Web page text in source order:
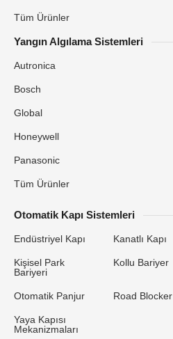
Tüm Ürünler
Yangın Algılama Sistemleri
Autronica
Bosch
Global
Honeywell
Panasonic
Tüm Ürünler
Otomatik Kapı Sistemleri
Endüstriyel Kapı Kanatlı Kapı
Kişisel Park
Bariyeri
Kollu Bariyer
Otomatik Panjur Road Blocker
Yaya Kapısı
Mekanizmaları